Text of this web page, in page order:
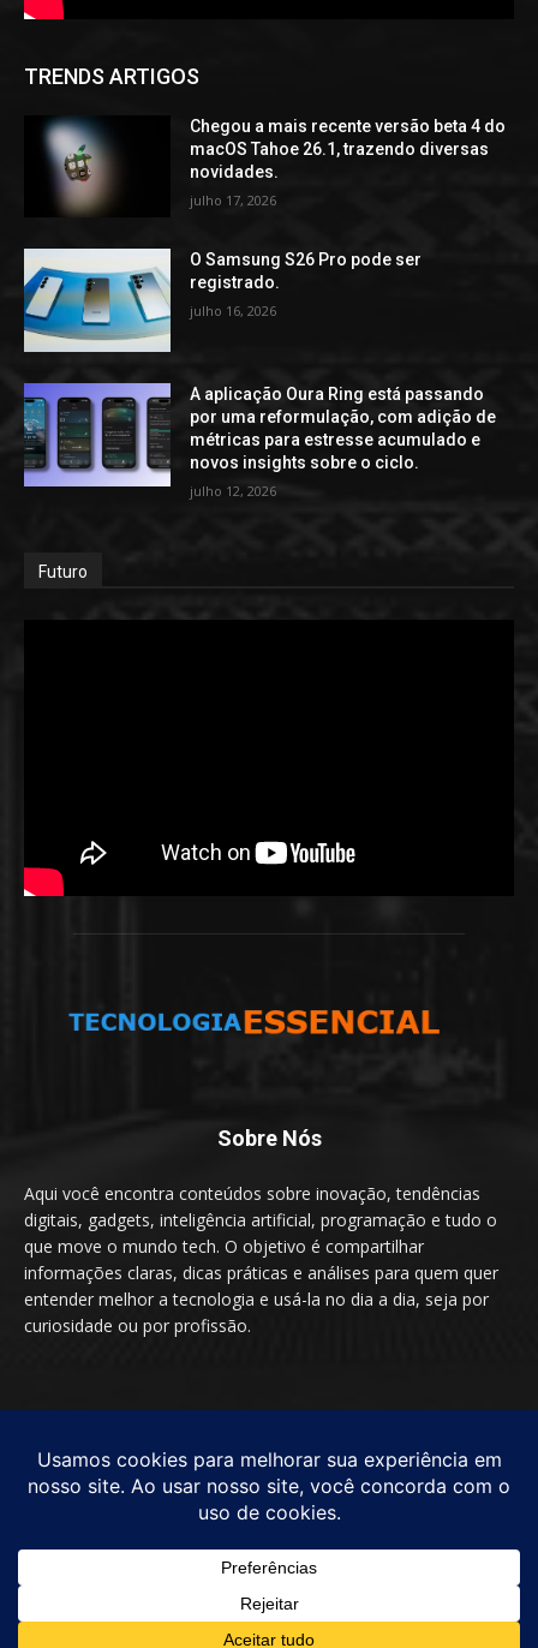
TRENDS ARTIGOS
Chegou a mais recente versão beta 4 do
macOS Tahoe 26.1, trazendo diversas
novidades.
julho 17, 2026
O Samsung S26 Pro pode ser
registrado.
julho 16, 2026
A aplicação Oura Ring está passando
por uma reformulação, com adição de
métricas para estresse acumulado e
novos insights sobre o ciclo.
julho 12, 2026
Futuro
Sobre Nós
Aqui você encontra conteúdos sobre inovação, tendências
digitais, gadgets, inteligência artificial, programação e tudo o
que move o mundo tech. O objetivo é compartilhar
informações claras, dicas práticas e análises para quem quer
entender melhor a tecnologia e usá-la no dia a dia, seja por
curiosidade ou por profissão.